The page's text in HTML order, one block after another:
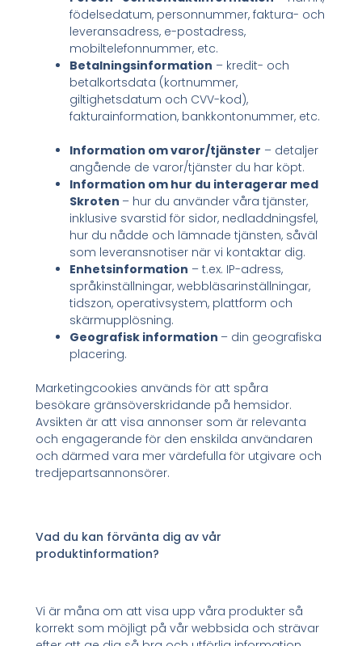
födelsedatum, personnummer, faktura- och
leveransadress, e-postadress,
mobiltelefonnummer, etc.
Betalningsinformation – kredit- och
betalkortsdata (kortnummer,
giltighetsdatum och CVV-kod),
fakturainformation, bankkontonummer, etc.
Information om varor/tjänster – detaljer
angående de varor/tjänster du har köpt.
Information om hur du interagerar med
Skroten – hur du använder våra tjänster,
inklusive svarstid för sidor, nedladdningsfel,
hur du nådde och lämnade tjänsten, såväl
som leveransnotiser när vi kontaktar dig.
Enhetsinformation – t.ex. IP-adress,
språkinställningar, webbläsarinställningar,
tidszon, operativsystem, plattform och
skärmupplösning.
Geografisk information – din geografiska
placering.
Marketingcookies används för att spåra
besökare gränsöverskridande på hemsidor.
Avsikten är att visa annonser som är relevanta
och engagerande för den enskilda användaren
och därmed vara mer värdefulla för utgivare och
tredjepartsannonsörer.
Vad du kan förvänta dig av vår
produktinformation?
Vi är måna om att visa upp våra produkter så
korrekt som möjligt på vår webbsida och strävar